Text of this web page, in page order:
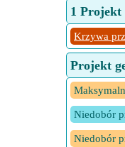
1 Projekt
Krzywa
Projekt
Niedobór
Niedobór